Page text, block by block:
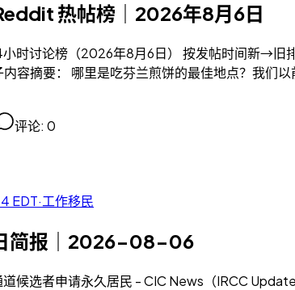
热帖榜｜2026年8月6日
时讨论榜（2026年8月6日） 按发帖时间新→旧
内容摘要： 哪里是吃芬兰煎饼的最佳地点？我们
评论: 0
EDT·工作移民
简报｜2026-08-06
候选者申请永久居民 - CIC News（IRCC